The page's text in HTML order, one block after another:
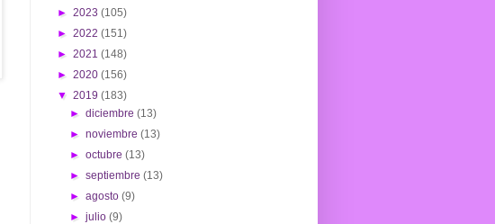
► 2023 (105)
► 2022 (151)
► 2021 (148)
► 2020 (156)
▼ 2019 (183)
►diciembre(13)
►noviembre(13)
►octubre(13)
►septiembre(13)
►agosto(9)
►julio(9)